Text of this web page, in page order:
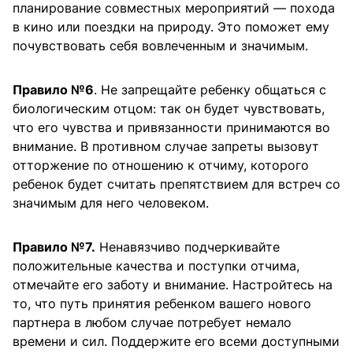
планирование совместных мероприятий — похода
в кино или поездки на природу. Это поможет ему
почувствовать себя вовлеченным и значимым.
Правило №6. Не запрещайте ребенку общаться с
биологическим отцом: так он будет чувствовать,
что его чувства и привязанности принимаются во
внимание. В противном случае запреты вызовут
отторжение по отношению к отчиму, которого
ребенок будет считать препятствием для встреч со
значимым для него человеком.
Правило №7. Ненавязчиво подчеркивайте
положительные качества и поступки отчима,
отмечайте его заботу и внимание. Настройтесь на
то, что путь принятия ребенком вашего нового
партнера в любом случае потребует немало
времени и сил. Поддержите его всеми доступными